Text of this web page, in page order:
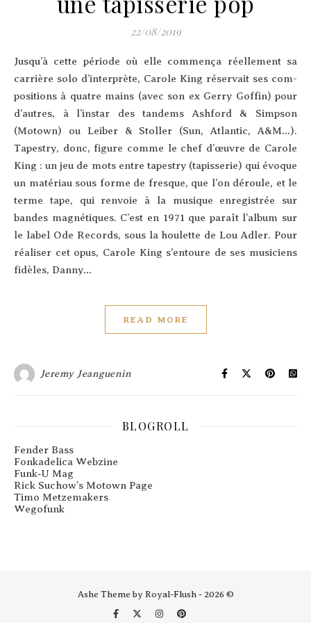
22/08/2019
Jus­qu’à cette période où elle com­men­ça réel­le­ment sa
car­rière solo d’in­ter­prète, Carole King réser­vait ses com­
po­si­tions à quatre mains (avec son ex Ger­ry Gof­fin) pour
d’autres, à l’ins­tar des tan­dems Ash­ford & Simp­son
(Motown) ou Lei­ber & Stol­ler (Sun, Atlan­tic, A&M…).
Tapes­try, donc, figure comme le chef d’œuvre de Carole
King : un jeu de mots entre tapes­try (tapis­se­rie) qui évoque
un maté­riau sous forme de fresque, que l’on déroule, et le
terme tape, qui ren­voie à la musique enre­gis­trée sur
bandes magné­tiques. C’est en 1971 que paraît l’al­bum sur
le label Ode Records, sous la hou­lette de Lou Adler. Pour
réa­li­ser cet opus, Carole King s’en­toure de ses musi­ciens
fidèles, Dan­ny…
READ MORE
Jeremy Jeanguenin
BLOGROLL
Fender Bass
Fonkadelica Webzine
Funk‑U Mag
Rick Suchow’s Motown Page
Timo Metzemakers
Wegofunk
Ashe Theme by Royal-Flush - 2026 ©